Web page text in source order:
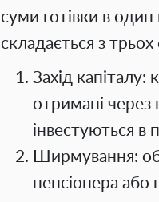
суми готівки в
складається з трьох
Захід
отримані через
інвестуються в
Ширмування:
пенсіонера або